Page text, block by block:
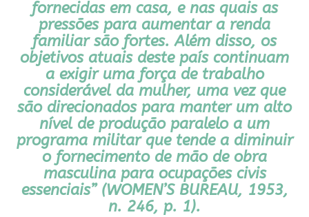
fornecidas em casa, e nas quais as
pressões para aumentar a renda
familiar são fortes. Além disso, os
objetivos atuais deste país continuam
a exigir uma força de trabalho
considerável da mulher, uma vez que
são direcionados para manter um alto
nível de produção paralelo a um
programa militar que tende a diminuir
o fornecimento de mão de obra
masculina para ocupações civis
essenciais”(WOMEN’S BUREAU, 1953,
n. 246, p. 1).